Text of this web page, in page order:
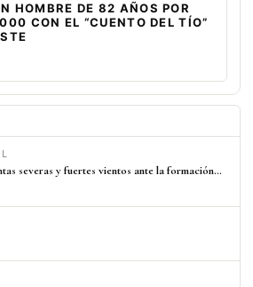
HOMBRE DE 82 AÑOS POR
CON EL “CUENTO DEL TÍO”
severas y fuertes vientos ante la formación…